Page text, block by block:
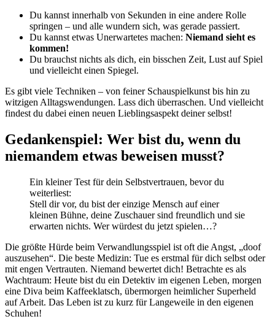
Du kannst innerhalb von Sekunden in eine andere Rolle
springen – und alle wundern sich, was gerade passiert.
Du kannst etwas Unerwartetes machen: Niemand sieht es
kommen!
Du brauchst nichts als dich, ein bisschen Zeit, Lust auf Spiel
und vielleicht einen Spiegel.
Es gibt viele Techniken – von feiner Schauspielkunst bis hin zu
witzigen Alltagswendungen. Lass dich überraschen. Und vielleicht
findest du dabei einen neuen Lieblingsaspekt deiner selbst!
Gedankenspiel: Wer bist du, wenn du
niemandem etwas beweisen musst?
Ein kleiner Test für dein Selbstvertrauen, bevor du
weiterliest:
Stell dir vor, du bist der einzige Mensch auf einer
kleinen Bühne, deine Zuschauer sind freundlich und sie
erwarten nichts. Wer würdest du jetzt spielen…?
Die größte Hürde beim Verwandlungsspiel ist oft die Angst, „doof
auszusehen“. Die beste Medizin: Tue es erstmal für dich selbst oder
mit engen Vertrauten. Niemand bewertet dich! Betrachte es als
Wachtraum: Heute bist du ein Detektiv im eigenen Leben, morgen
eine Diva beim Kaffeeklatsch, übermorgen heimlicher Superheld
auf Arbeit. Das Leben ist zu kurz für Langeweile in den eigenen
Schuhen!